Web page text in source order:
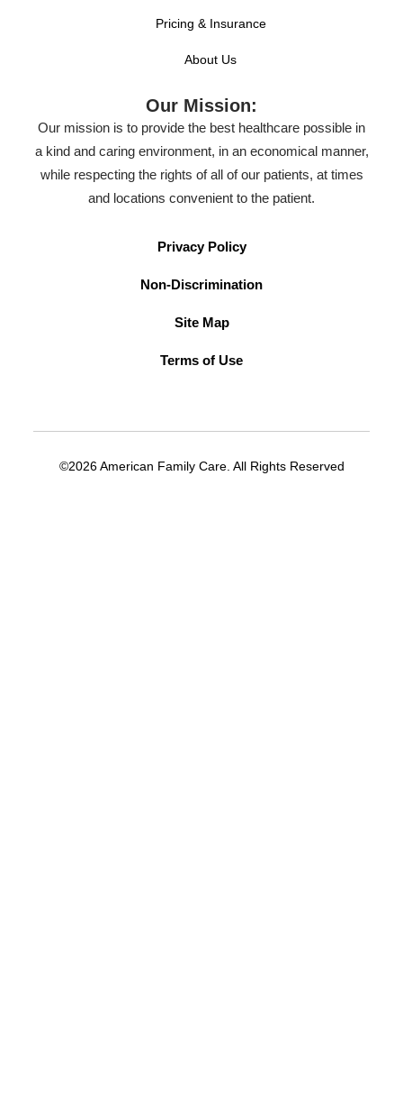
Pricing & Insurance
About Us
Our Mission:
Our mission is to provide the best healthcare possible in
a kind and caring environment, in an economical manner,
while respecting the rights of all of our patients, at times
and locations convenient to the patient.
Privacy Policy
Non-Discrimination
Site Map
Terms of Use
©2026 American Family Care. All Rights Reserved